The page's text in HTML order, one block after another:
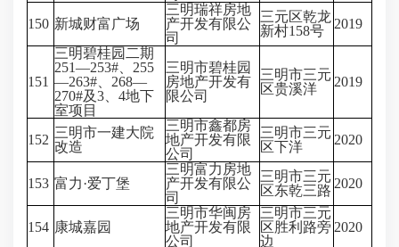
150 新城财富广场
三明瑞祥房地
产开发有限公
司
三元区乾龙
新村158号
2019
151
三明碧桂园二期
251—253#、255
—263#、268—
270#及3、4地下
室项目
三明市碧桂园
房地产开发有
限公司
三明市三元
区贵溪洋
2019
152 三明市一建大院
改造
三明市鑫都房
地产开发有限
公司
三明市三元
区下洋
2020
153 富力·爱丁堡
三明富力房地
产开发有限公
司
三明市三元
区东乾三路 2020
154 康城嘉园
三明市华闽房
地产开发有限
公司
三明市三元
区胜利路旁
边
2020